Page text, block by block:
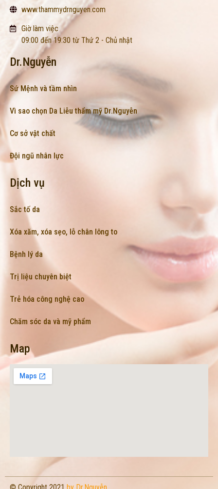
www.thammydrnguyen.com
Giờ làm việc
09:00 đến 19:30 từ Thứ 2 - Chủ nhật
Dr.Nguyễn
Sứ Mệnh và tầm nhìn
Vì sao chọn Da Liễu thẩm mỹ Dr.Nguyễn
Cơ sở vật chất
Đội ngũ nhân lực
Dịch vụ
Sắc tố da
Xóa xăm, xóa sẹo, lỗ chân lông to
Bệnh lý da
Trị liệu chuyên biệt
Trẻ hóa công nghệ cao
Chăm sóc da và mỹ phẩm
Map